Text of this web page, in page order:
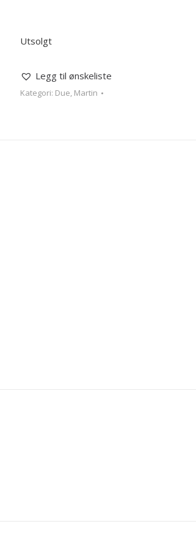
Utsolgt
Legg til ønskeliste
Kategori: Due, Martin